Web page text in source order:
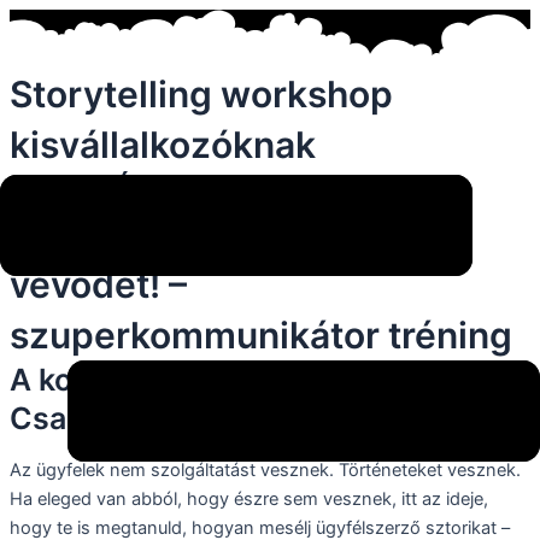
Storytelling workshop
kisvállalkozóknak
Szalay Ádám a VOVOLAND-ben
vevődet! –
szuperkommunikátor tréning
A konkurensed nem jobb nálad.
Csak menőbb a sztorija.
Az ügyfelek nem szolgáltatást vesznek. Történeteket vesznek.
Ha eleged van abból, hogy észre sem vesznek, itt az ideje,
hogy te is megtanuld, hogyan mesélj ügyfélszerző sztorikat –